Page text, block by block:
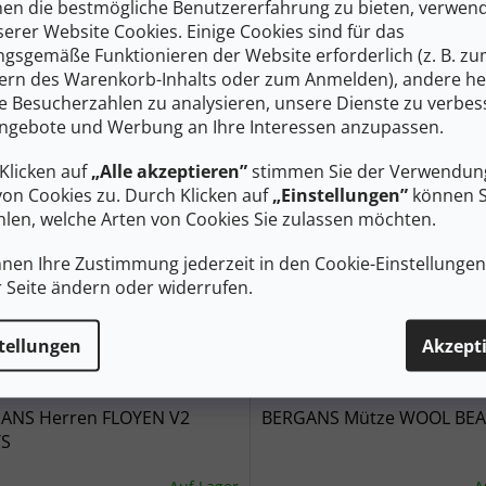
die bestmögliche Benutzererfahrung zu bieten,
Website Cookies. Einige Cookies sind für das
Funktionieren der Website erforderlich (z. B.
des Warenkorb-Inhalts oder zum Anmelden), andere
Besucherzahlen zu analysieren, unsere Dienste zu
und Werbung an Ihre Interessen anzupassen.
auf„Alle akzeptieren”stimmen Sie der
Cookies zu. Durch Klicken auf„Einstellungen” können
welche Arten von Cookies Sie zulassen möchten.
Ihre Zustimmung jederzeit in den Cookie-
Seite ändern oder widerrufen.
DETAIL
Frau Jacke
ab74 €
Winddichte Bergans Microlight
für Männer, schnelltrocknend
klein verpackbar
Herren FLOYEN V2
Verkauf
BERGANS Mütze WOOL